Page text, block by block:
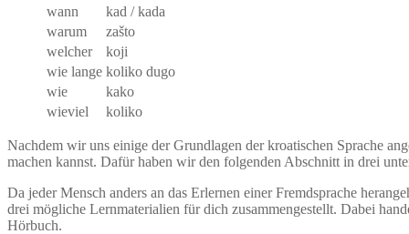
wann
kad / kada
warum
zašto
welcher
koji
wie lange koliko dugo
wie
kako
wieviel
koliko
Nachdem wir uns einige der Grundlagen der kroatischen Sprache
machen kannst. Dafür haben wir den folgenden Abschnitt in drei
Da jeder Mensch anders an das Erlernen einer Fremdsprache
drei mögliche Lernmaterialien für dich zusammengestellt. Dabei
Hörbuch.